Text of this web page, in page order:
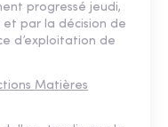
progressé jeudi,
par la décision de
d’exploitation de
Matières